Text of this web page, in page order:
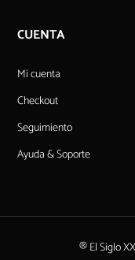
CUENTA
Mi cuenta
Checkout
Seguimiento
Ayuda & Soporte
® El Siglo